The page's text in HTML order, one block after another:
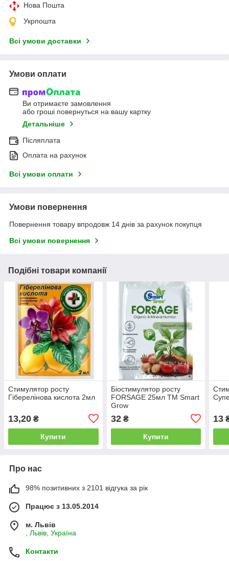
Нова Пошта
Укрпошта
Всі умови доставки
Умови оплати
Ви отримаєте замовлення
або гроші повернуться на вашу картку
Детальніше
Післяплата
Оплата на рахунок
Всі умови оплати
Умови повернення
Повернення товару впродовж 14 днів за рахунок покупця
Всі умови повернення
Подібні товари компанії
Стимулятор росту
Гіберелінова кислота 2мл
13,20 ₴
Купити
Біостимулятор росту
FORSAGE 25мл ТМ Smart
Grow
32₴
Купити
13
Про нас
98% позитивних з 2101 відгука за рік
Працює з 13.05.2014
м. Львів
, Львів, Україна
Контакти